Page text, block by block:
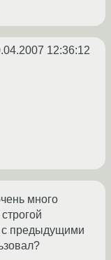
12:36:12
много
с предыдущими